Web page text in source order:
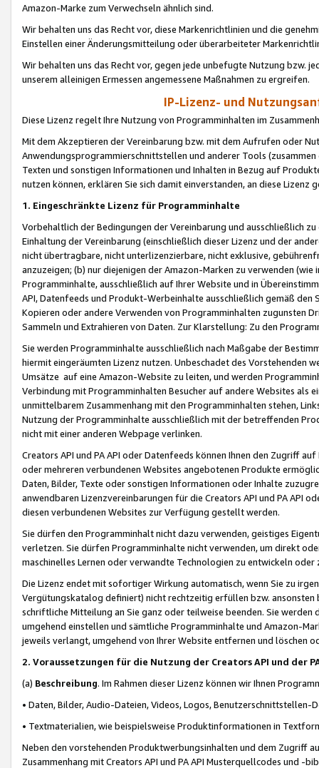
Amazon-Marke zum Verwechseln ähnlich sind.
Wir behalten uns das Recht vor, diese Markenrichtlinien und die
Einstellen einer Änderungsmitteilung oder überarbeiteter
Wir behalten uns das Recht vor, gegen jede unbefugte Nutzung bzw.
unserem alleinigen Ermessen angemessene Maßnahmen zu ergreifen.
IP-Lizenz- und
Diese Lizenz regelt Ihre Nutzung von Programminhalten im
Mit dem Akzeptieren der Vereinbarung bzw. mit dem Aufrufen oder
Anwendungsprogrammierschnittstellen und anderer Tools (zusammen
Texten und sonstigen Informationen und Inhalten in Bezug auf
nutzen können, erklären Sie sich damit einverstanden, an diese Lizenz
1. Eingeschränkte Lizenz für Programminhalte
Vorbehaltlich der Bedingungen der Vereinbarung und ausschließlich
Einhaltung der Vereinbarung (einschließlich dieser Lizenz und der
nicht übertragbare, nicht unterlizenzierbare, nicht exklusive,
anzuzeigen; (b) nur diejenigen der Amazon-Marken zu verwenden
Programminhalte, ausschließlich auf Ihrer Website und in
API, Datenfeeds und Produkt-Werbeinhalte ausschließlich gemäß
Kopieren oder andere Verwenden von Programminhalten zugunsten
Sammeln und Extrahieren von Daten. Zur Klarstellung: Zu den
Sie werden Programminhalte ausschließlich nach Maßgabe der
hiermit eingeräumten Lizenz nutzen. Unbeschadet des Vorstehenden
Umsätze auf eine Amazon-Website zu leiten, und werden
Verbindung mit Programminhalten Besucher auf andere Websites als
unmittelbarem Zusammenhang mit den Programminhalten stehen,
Nutzung der Programminhalte ausschließlich mit der betreffenden
nicht mit einer anderen Webpage verlinken.
Creators API und PA API oder Datenfeeds können Ihnen den Zugriff
oder mehreren verbundenen Websites angebotenen Produkte
Daten, Bilder, Texte oder sonstigen Informationen oder Inhalte
anwendbaren Lizenzvereinbarungen für die Creators API und PA API
diesen verbundenen Websites zur Verfügung gestellt werden.
Sie dürfen den Programminhalt nicht dazu verwenden, geistiges
verletzen. Sie dürfen Programminhalte nicht verwenden, um direkt
maschinelles Lernen oder verwandte Technologien zu entwickeln
Die Lizenz endet mit sofortiger Wirkung automatisch, wenn Sie zu
Vergütungskatalog definiert) nicht rechtzeitig erfüllen bzw. ansonsten
schriftliche Mitteilung an Sie ganz oder teilweise beenden. Sie werden
umgehend einstellen und sämtliche Programminhalte und Amazon-
jeweils verlangt, umgehend von Ihrer Website entfernen und löschen
2. Voraussetzungen für die Nutzung der Creators API und der
(a) Beschreibung. Im Rahmen dieser Lizenz können wir Ihnen
• Daten, Bilder, Audio-Dateien, Videos, Logos, Benutzerschnittstellen-
• Textmaterialien, wie beispielsweise Produktinformationen in
Neben den vorstehenden Produktwerbungsinhalten und dem Zugriff
Zusammenhang mit Creators API und PA API Musterquellcodes und